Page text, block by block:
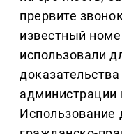
прервите
известный
использовали
Использование